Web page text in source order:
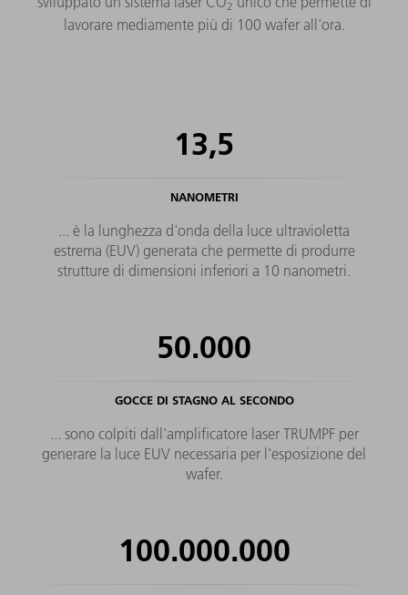
2
lavorare mediamente più di 100 wafer all'ora.
13,5
NANOMETRI
... è la lunghezza d'onda della luce ultravioletta
estrema (EUV) generata che permette di produrre
strutture di dimensioni inferiori a 10 nanometri.
50.000
GOCCE DI STAGNO AL SECONDO
... sono colpiti dall'amplificatore laser TRUMPF per
generare la luce EUV necessaria per l'esposizione del
wafer.
100.000.000